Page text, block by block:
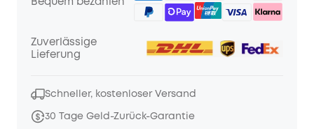
Bequem bezahlen
Zuverlässige
Lieferung
Schneller, kostenloser Versand
30 Tage Geld-Zurück-Garantie